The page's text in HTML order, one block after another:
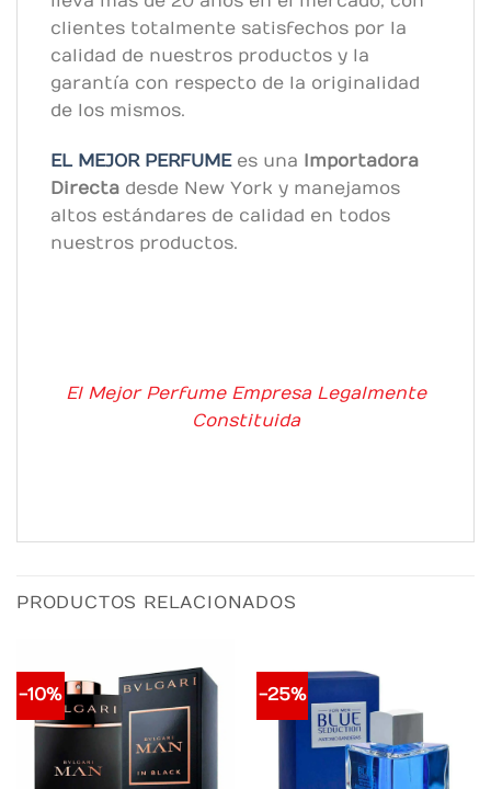
clientes totalmente satisfechos por la
calidad de nuestros productos y la
garantía con respecto de la originalidad
de los mismos.
EL MEJOR PERFUME es una
Importadora
Directa desde New York y manejamos
altos estándares de calidad en todos
nuestros productos.
El Mejor Perfume Empresa Legalmente
Constituida
PRODUCTOS RELACIONADOS
-10% -25%